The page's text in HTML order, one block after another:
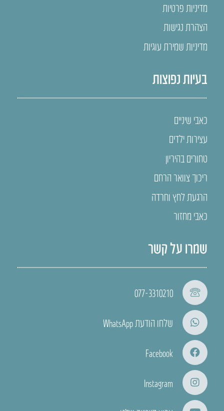
מדיניות פרטיות
הצהרת נגישות
מדיניות שמירת עוגיות
בעיות נפוצות
כאבי שיניים
עצירות ילדים
טחורים בהיריון
ריכוך צוואר הרחם
הרגעת לחץ וחרדה
כאבי מחזור
שמרו על קשר
077-3310210
שלחו הודעת WhatsApp
Facebook
Instagram